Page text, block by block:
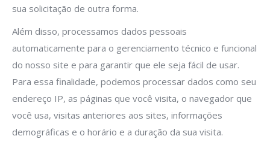
sua solicitação de outra forma.
Além disso, processamos dados pessoais
automaticamente para o gerenciamento técnico e funcional
do nosso site e para garantir que ele seja fácil de usar.
Para essa finalidade, podemos processar dados como seu
endereço IP, as páginas que você visita, o navegador que
você usa, visitas anteriores aos sites, informações
demográficas e o horário e a duração da sua visita.